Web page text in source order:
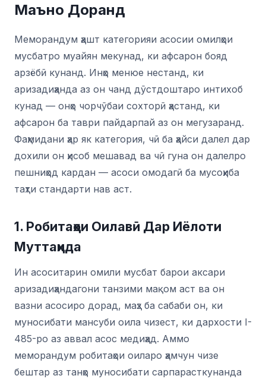
Маъно Доранд
Меморандум ҳашт категорияи асосии омилҳои
мусбатро муайян мекунад, ки афсарон бояд
арзёбӣ кунанд. Инҳо менюе нестанд, ки
аризадиҳанда аз он чанд дӯстдоштаро интихоб
кунад — онҳо чорчӯбаи сохторӣ ҳастанд, ки
афсарон ба таври пайдарпай аз он мегузаранд.
Фаҳмидани ҳар як категория, чӣ ба ҳайси далел дар
дохили он ҳисоб мешавад ва чӣ гуна он далелро
пешниҳод кардан — асоси омодагӣ ба мусоҳиба
таҳти стандарти нав аст.
1. Робитаҳои Оилавӣ Дар Иёлоти
Муттаҳида
Ин асоситарин омили мусбат барои аксари
аризадиҳандагони танзими мақом аст ва он
вазни асосиро дорад, маҳз ба сабаби он, ки
муносибати мансуби оила чизест, ки дархости I-
485-ро аз аввал асос медиҳад. Аммо
меморандум робитаҳои оиларо ҳамчун чизе
бештар аз танҳо муносибати сарпарасткунанда